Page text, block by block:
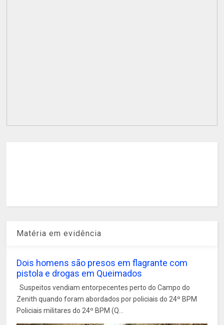
Matéria em evidência
Dois homens são presos em flagrante com
pistola e drogas em Queimados
Suspeitos vendiam entorpecentes perto do Campo do
Zenith quando foram abordados por policiais do 24º BPM
Policiais militares do 24º BPM (Q...